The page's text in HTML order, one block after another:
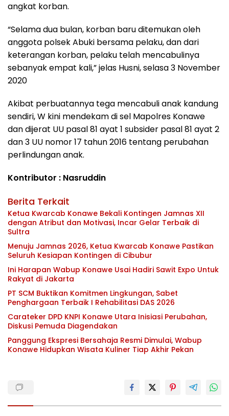
angkat korban.
“Selama dua bulan, korban baru ditemukan oleh
anggota polsek Abuki bersama pelaku, dan dari
keterangan korban, pelaku telah mencabulinya
sebanyak empat kali,” jelas Husni, selasa 3 November
2020
Akibat perbuatannya tega mencabuli anak kandung
sendiri, W kini mendekam di sel Mapolres Konawe
dan dijerat UU pasal 81 ayat 1 subsider pasal 81 ayat 2
dan 3 UU nomor 17 tahun 2016 tentang perubahan
perlindungan anak.
Kontributor : Nasruddin
Berita Terkait
Ketua Kwarcab Konawe Bekali Kontingen Jamnas XII
dengan Atribut dan Motivasi, Incar Gelar Terbaik di
Sultra
Menuju Jamnas 2026, Ketua Kwarcab Konawe Pastikan
Seluruh Kesiapan Kontingen di Cibubur
Ini Harapan Wabup Konawe Usai Hadiri Sawit Expo Untuk
Rakyat di Jakarta
PT SCM Buktikan Komitmen Lingkungan, Sabet
Penghargaan Terbaik I Rehabilitasi DAS 2026
Carateker DPD KNPI Konawe Utara Inisiasi Perubahan,
Diskusi Pemuda Diagendakan
Panggung Ekspresi Bersahaja Resmi Dimulai, Wabup
Konawe Hidupkan Wisata Kuliner Tiap Akhir Pekan